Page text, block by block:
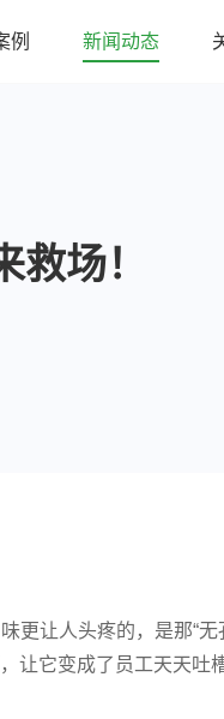
例 新闻动态
场！
更让人头疼的，是那“无
让它变成了员工天天吐